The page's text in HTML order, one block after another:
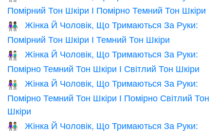
Помірний Тон Шкіри І Помірно Темний Тон Шкіри
👩🏽‍🤝‍👨🏿
Жінка Й Чоловік, Що Тримаються За Руки:
Помірний Тон Шкіри І Темний Тон Шкіри
👩🏾‍🤝‍👨🏻
Жінка Й Чоловік, Що Тримаються За Руки:
Помірно Темний Тон Шкіри І Світлий Тон Шкіри
👩🏾‍🤝‍👨🏼
Жінка Й Чоловік, Що Тримаються За Руки:
Помірно Темний Тон Шкіри І Помірно Світлий Тон
Шкіри
👩🏾‍🤝‍👨🏽 Жінка Й Чоловік, Що Тримаються За Руки: